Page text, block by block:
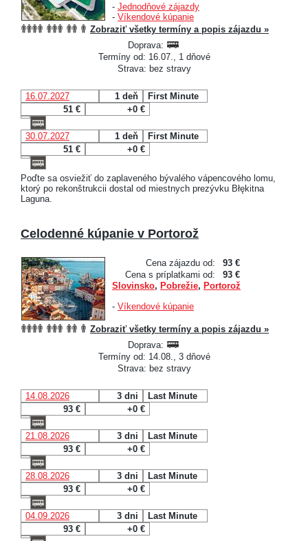
- Jednodňové zájazdy
- Víkendové kúpanie
Zobraziť všetky termíny a popis zájazdu »
Doprava:
Termíny od: 16.07., 1 dňové
Strava: bez stravy
16.07.2027 1 deň
First Minute
51 €
+0 €
30.07.2027 1 deň
First Minute
51 €
+0 €
Poďte sa osviežiť do zaplaveného bývalého vápencového lomu,
ktorý po rekonštrukcii dostal od miestnych prezývku Błękitna
Laguna.
Celodenné kúpanie v Portorož
Cena zájazdu od:
93 €
Cena s príplatkami od:
93 €
Slovinsko, Pobrežie, Portorož
- Víkendové kúpanie
Zobraziť všetky termíny a popis zájazdu »
Doprava:
Termíny od: 14.08., 3 dňové
Strava: bez stravy
14.08.2026 3 dni
Last Minute
93 €
+0 €
21.08.2026 3 dni
Last Minute
93 €
+0 €
28.08.2026 3 dni
Last Minute
93 €
+0 €
04.09.2026 3 dni
Last Minute
93 €
+0 €